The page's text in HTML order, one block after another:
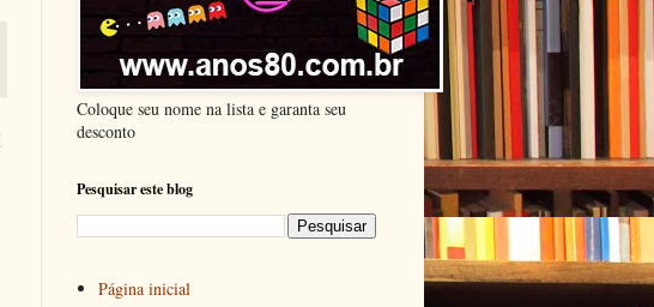
Coloque seu nome na lista e garanta seu
desconto
Pesquisar este blog
Página inicial